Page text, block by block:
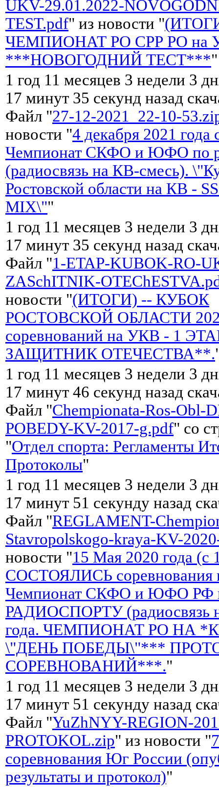
UKV-29.01.2022-
TEST.pdf" из новости "
ЧЕМПИОНАТ РО СРР РО на
***НОВОГОДНИЙ ТЕСТ***"
1 год 11 месяцев 3 недели 3
17 минут 35 секунд назад
Файл "27-12-2021_22-10-
новости "4 декабря 2021 года
Чемпионат СКФО и ЮФО по
(радиосвязь на КВ-смесь).
Ростовской области на КВ -
MIX\""
1 год 11 месяцев 3 недели 3
17 минут 35 секунд назад
Файл "1-ETAP-KUBOK-RO-
ZASchITNIK-
новости "(ИТОГИ) -- КУБОК
РОСТОВСКОЙ ОБЛАСТИ
соревнований на УКВ - 1
ЗАЩИТНИК ОТЕЧЕСТВА**.
1 год 11 месяцев 3 недели 3
17 минут 46 секунд назад
Файл "Chempionata-Ros-Obl-
POBEDY-KV-2017-g.pdf" со
"Отдел спорта: Регламенты
Протоколы"
1 год 11 месяцев 3 недели 3
17 минут 51 секунду назад
Файл "REGLAMENT-
Stavropolskogo-kraya-KV-
новости "15 Мая 2020 года
СОСТОЯЛИСЬ соревнования
Чемпионат СКФО и ЮФО РФ
РАДИОСПОРТУ (радиосвязь
года. ЧЕМПИОНАТ РО НА
\"ДЕНЬ ПОБЕДЫ\"***
СОРЕВНОВАНИЙ***."
1 год 11 месяцев 3 недели 3
17 минут 51 секунду назад
Файл "YuZhNYY-REGION-
PROTOKOL.zip" из новости "
соревнования Юг России
результаты и протокол)"